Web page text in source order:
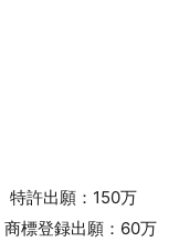
特許出願：150万
標登録出願：60万